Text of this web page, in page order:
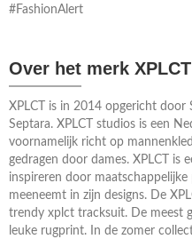
#FashionAlert
Over het merk XPLCT
XPLCT is in 2014 opgericht door
Septara. XPLCT studios is een
voornamelijk richt op
gedragen door dames. XPLCT is
inspireren door
meeneemt in zijn designs. De
trendy xplct tracksuit. De meest
leuke rugprint. In de zomer